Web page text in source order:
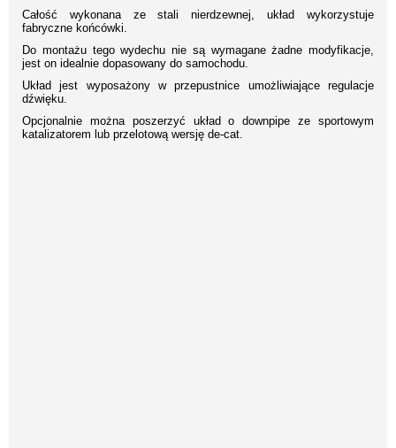
Całość wykonana ze stali nierdzewnej, układ wykorzystuje
fabryczne końcówki.
Do montażu tego wydechu nie są wymagane żadne modyfikacje,
jest on idealnie dopasowany do samochodu.
Układ jest wyposażony w przepustnice umożliwiające regulacje
dźwięku.
Opcjonalnie można poszerzyć układ o downpipe ze sportowym
katalizatorem lub przelotową wersję de-cat.